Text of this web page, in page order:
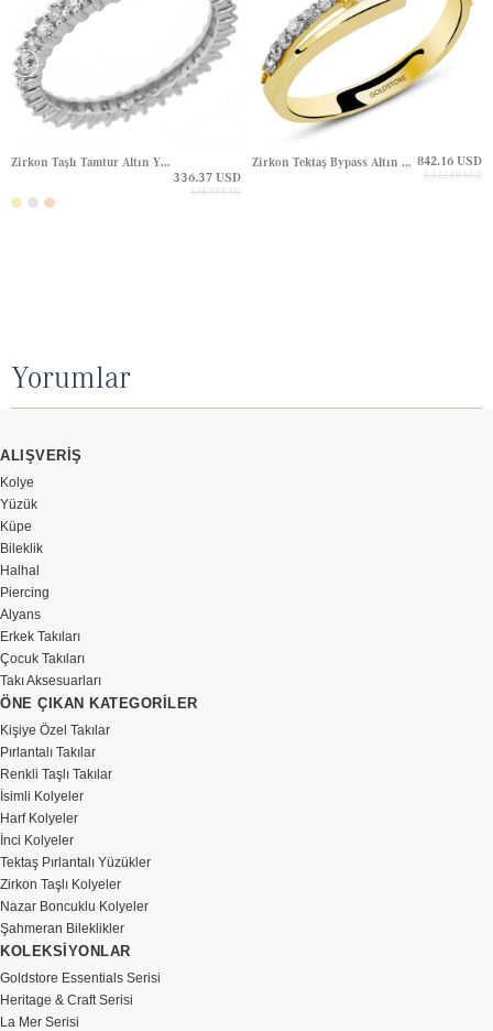
Zirkon Taşlı Tamtur Altın Yüzük
336.37 USD
448.49 USD
Zirkon Tektaş Bypass Altın Yüzük 842.16 USD
1,122.88 USD
Yorumlar
ALIŞVERİŞ
Kolye
Yüzük
Küpe
Bileklik
Halhal
Piercing
Alyans
Erkek Takıları
Çocuk Takıları
Takı Aksesuarları
ÖNE ÇIKAN KATEGORİLER
Kişiye Özel Takılar
Pırlantalı Takılar
Renkli Taşlı Takılar
İsimli Kolyeler
Harf Kolyeler
İnci Kolyeler
Tektaş Pırlantalı Yüzükler
Zirkon Taşlı Kolyeler
Nazar Boncuklu Kolyeler
Şahmeran Bileklikler
KOLEKSİYONLAR
Goldstore Essentials Serisi
Heritage & Craft Serisi
La Mer Serisi